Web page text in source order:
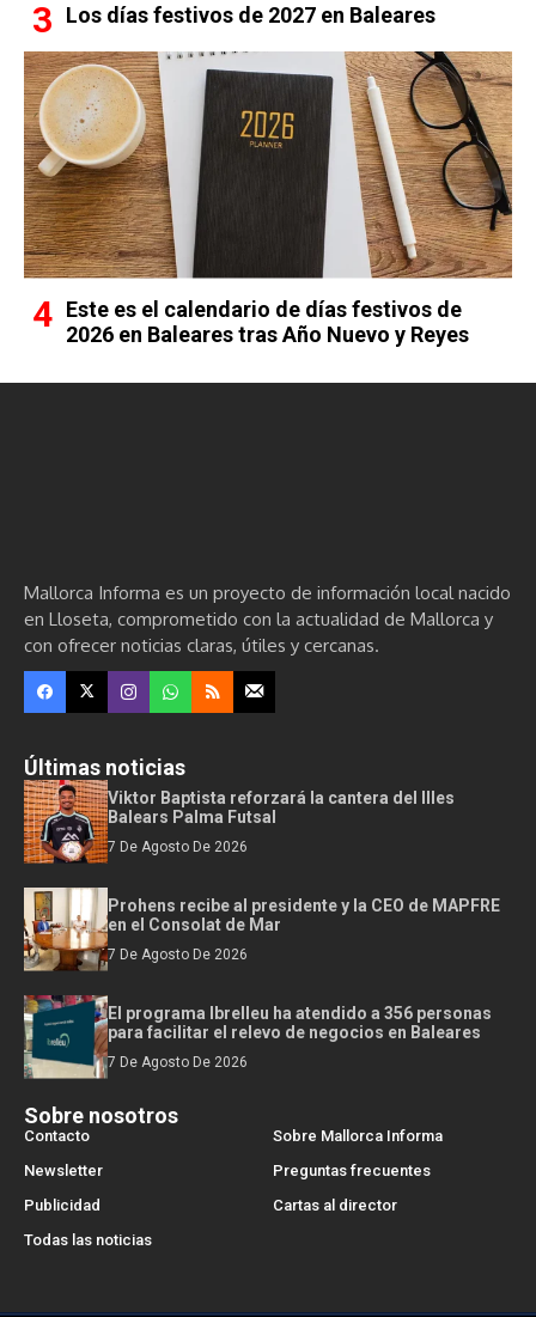
Los días festivos de 2027 en Baleares
Este es el calendario de días festivos de
2026 en Baleares tras Año Nuevo y Reyes
Mallorca Informa es un proyecto de información local nacido
en Lloseta, comprometido con la actualidad de Mallorca y
con ofrecer noticias claras, útiles y cercanas.
Últimas noticias
Viktor Baptista reforzará la cantera del Illes
Balears Palma Futsal
7 De Agosto De 2026
Prohens recibe al presidente y la CEO de MAPFRE
en el Consolat de Mar
7 De Agosto De 2026
El programa Ibrelleu ha atendido a 356 personas
para facilitar el relevo de negocios en Baleares
7 De Agosto De 2026
Sobre nosotros
Contacto
Sobre Mallorca Informa
Newsletter
Preguntas frecuentes
Publicidad
Cartas al director
Todas las noticias